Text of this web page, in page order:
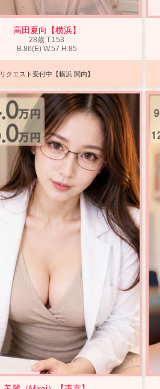
高田夏向【横浜】
28歳T.153
B.86(E) W.57 H .85
リクエスト受付中【横浜.関内】